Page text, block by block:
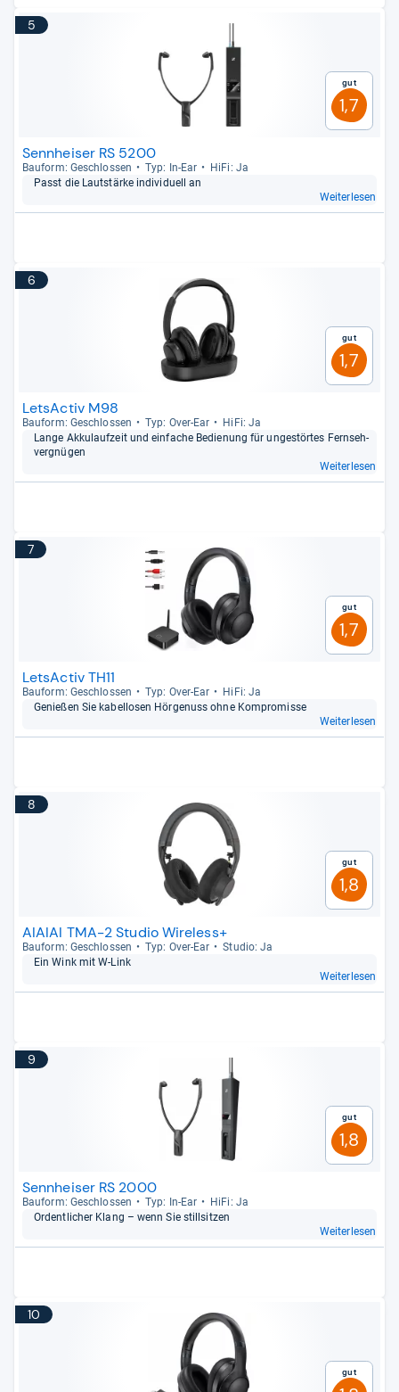
5
Gut
1,7
Sennheiser RS 5200
Bau­form: Geschlos­sen Typ: In-​Ear
HiFi: Ja
Passt die Laut­stärke indi­vi­du­ell an
Weiterlesen
6
Gut
1,7
LetsActiv M98
Bau­form: Geschlos­sen Typ: Over-​Ear
HiFi: Ja
Lange Akku­lauf­zeit und ein­fa­che Bedie­nung für unge­stör­tes Fern­seh­
ver­gnü­gen
Weiterlesen
7
Gut
1,7
LetsActiv TH11
Bau­form: Geschlos­sen Typ: Over-​Ear
HiFi: Ja
Genie­ßen Sie kabel­lo­sen Hör­ge­nuss ohne Kom­pro­misse
Weiterlesen
8
Gut
1,8
AIAIAI TMA-2 Studio Wireless+
Bau­form: Geschlos­sen Typ: Over-​Ear
Stu­dio: Ja
Ein Wink mit W-​Link
Weiterlesen
9
Gut
1,8
Sennheiser RS 2000
Bau­form: Geschlos­sen Typ: In-​Ear
HiFi: Ja
Ordent­li­cher Klang – wenn Sie still­sit­zen
Weiterlesen
10
Gut